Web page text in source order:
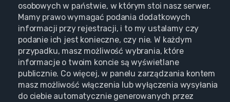
osobowych w państwie, w którym stoi nasz serwer.
Mamy prawo wymagać podania dodatkowych
informacji przy rejestracji, i to my ustalamy czy
podanie ich jest konieczne, czy nie. W każdym
przypadku, masz możliwość wybrania, które
informacje o twoim koncie są wyświetlane
publicznie. Co więcej, w panelu zarządzania kontem
masz możliwość włączenia lub wyłączenia wysyłania
do ciebie automatycznie generowanych przez